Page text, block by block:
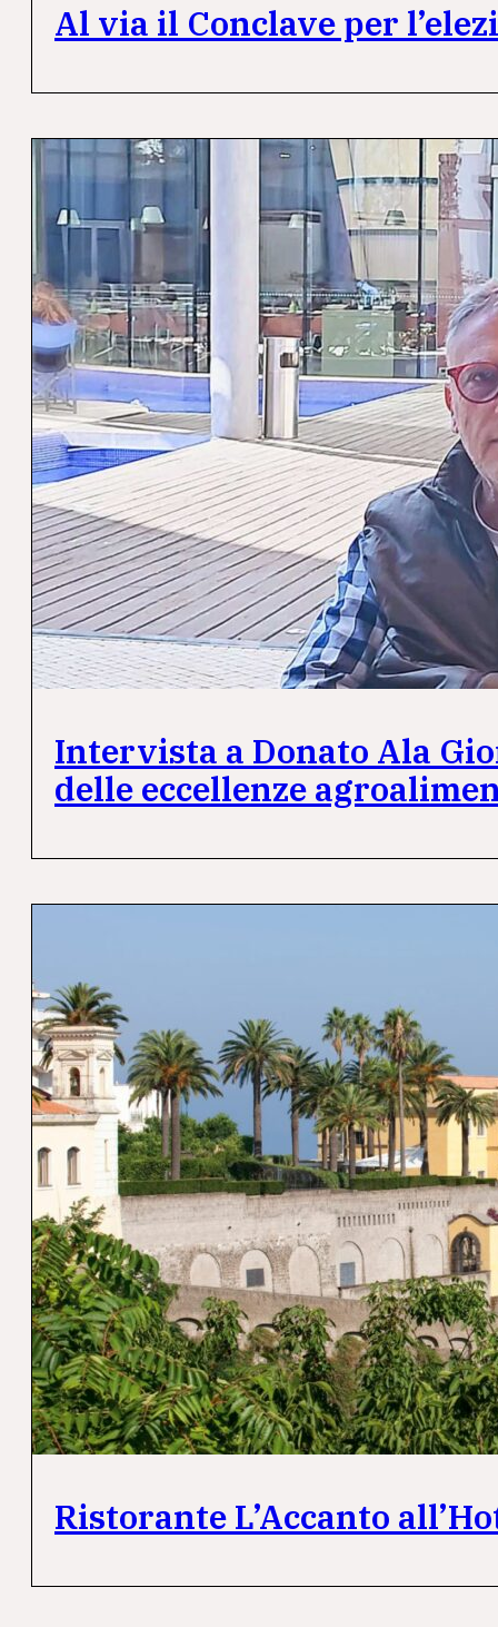
Al via il Conclave per
Intervista a Donato Ala
delle eccellenze
Ristorante L’Accanto